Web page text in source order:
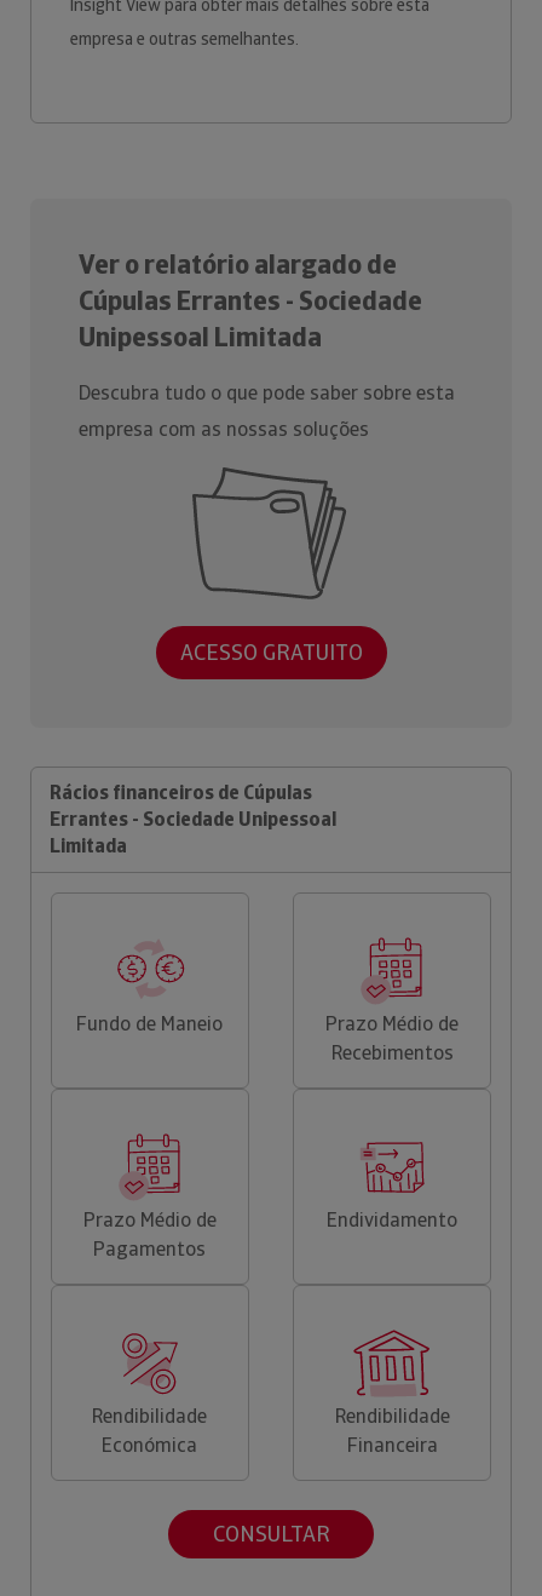
Insight View para obter mais detalhes sobre esta
empresa e outras semelhantes.
Ver o relatório alargado de
Cúpulas Errantes - Sociedade
Unipessoal Limitada
Descubra tudo o que pode saber sobre esta
empresa com as nossas soluções
ACESSO GRATUITO
Rácios financeiros de Cúpulas
Errantes - Sociedade Unipessoal
Limitada
Fundo de Maneio
Prazo Médio de
Recebimentos
Prazo Médio de
Pagamentos
Endividamento
Rendibilidade
Económica
Rendibilidade
Financeira
CONSULTAR